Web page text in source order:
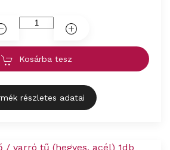
Kosárba tesz
részletes adatai